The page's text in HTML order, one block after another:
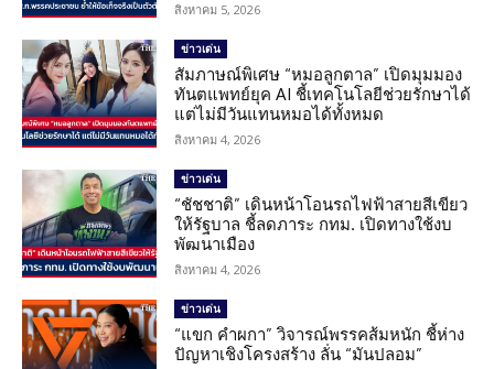
สิงหาคม 5, 2026
ข่าวเด่น
สัมภาษณ์พิเศษ “หมอลูกตาล” เปิดมุมมอง
ทันตแพทย์ยุค AI ชี้เทคโนโลยีช่วยรักษาได้
แต่ไม่มีวันแทนหมอได้ทั้งหมด
สิงหาคม 4, 2026
ข่าวเด่น
“ชัชชาติ” เดินหน้าโอนรถไฟฟ้าสายสีเขียว
ให้รัฐบาล ชี้ลดภาระ กทม. เปิดทางใช้งบ
พัฒนาเมือง
สิงหาคม 4, 2026
ข่าวเด่น
“แขก คำผกา” วิจารณ์พรรคส้มหนัก ชี้ห่าง
ปัญหาเชิงโครงสร้าง ลั่น “มันปลอม”